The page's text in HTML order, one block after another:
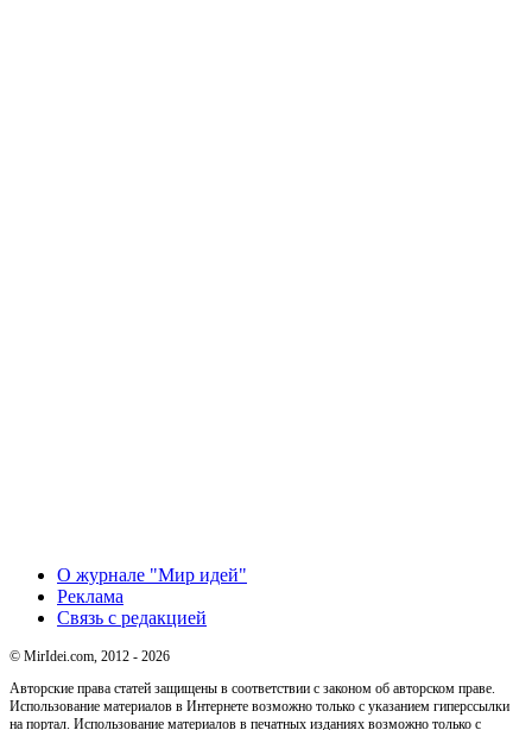
О журнале "Мир идей"
Реклама
Связь с редакцией
© MirIdei.com, 2012 - 2026
Авторские права статей защищены в соответствии с законом об авторском праве.
Использование материалов в Интернете возможно только с указанием гиперссылки
на портал. Использование материалов в печатных изданиях возможно только с